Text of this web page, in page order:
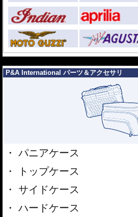
P&A International パーツ＆アクセサリ
パニアケース
トップケース
サイドケース
ハードケース